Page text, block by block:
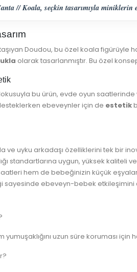
// Koala, seçkin tasarımıyla miniklerin
Doudou, bu özel koala figürüyle
olarak tasarlanmıştır. Bu özel
bu ürün, evde oyun saatlerinde
ebeveynler için de estetik
ve uyku arkadaşı özelliklerini tek bir
standartlarına uygun, yüksek kaliteli
hem de bebeğinizin küçük
sayesinde ebeveyn-bebek etkileşimini
uzun süre koruması